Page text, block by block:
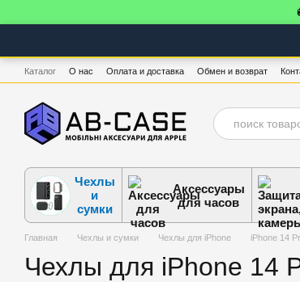
Каталог О нас Оплата и доставка Обмен и возврат
Чехлы
и
сумки
Аксессуары
для часов
Главная Чехлы и сумки Чехлы для iPhone iPhone 14
Чехлы для iPhone 14